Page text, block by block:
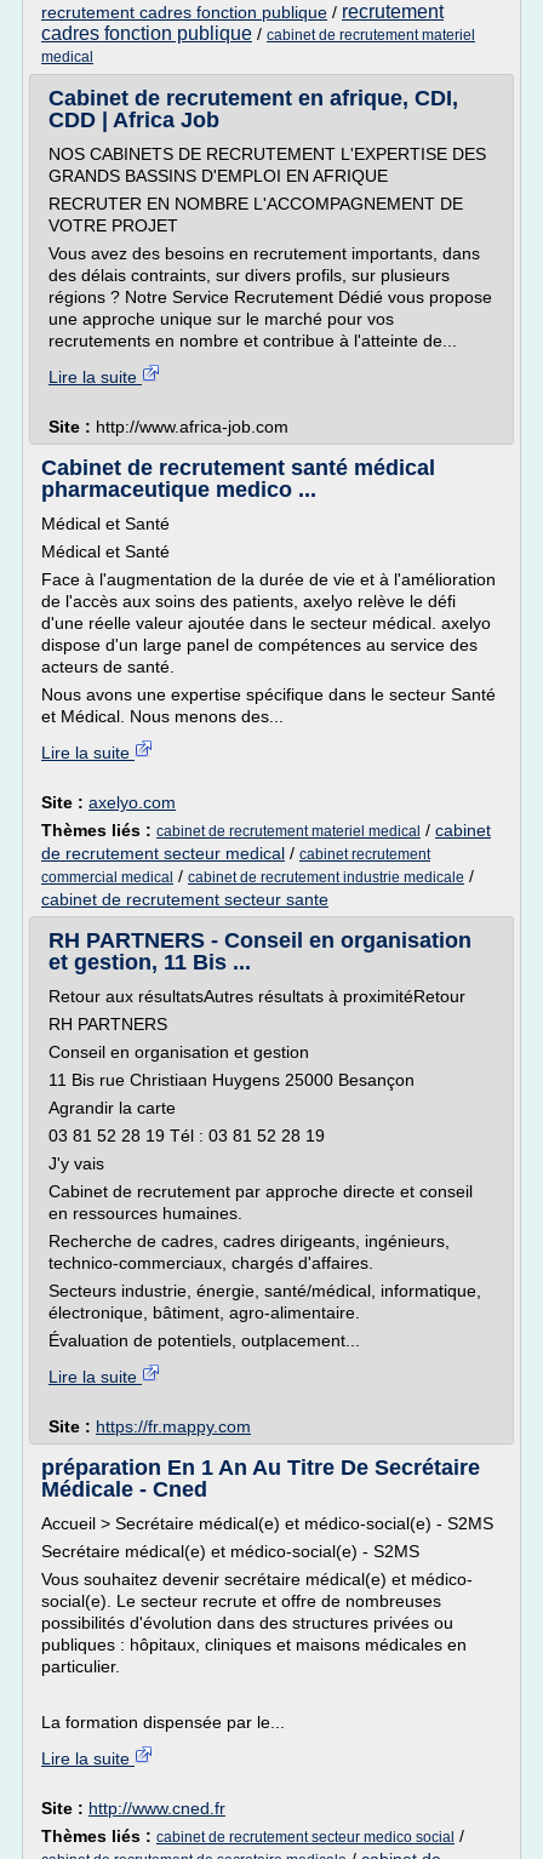
recrutement cadres fonction publique / recrutement
cadres fonction publique / cabinet de recrutement materiel
medical
Cabinet de recrutement en afrique, CDI,
CDD | Africa Job
NOS CABINETS DE RECRUTEMENT L'EXPERTISE DES
GRANDS BASSINS D'EMPLOI EN AFRIQUE
RECRUTER EN NOMBRE L'ACCOMPAGNEMENT DE
VOTRE PROJET
Vous avez des besoins en recrutement importants, dans
des délais contraints, sur divers profils, sur plusieurs
régions ? Notre Service Recrutement Dédié vous propose
une approche unique sur le marché pour vos
recrutements en nombre et contribue à l'atteinte de...
Lire la suite
Site : http://www.africa-job.com
Cabinet de recrutement santé médical
pharmaceutique medico ...
Médical et Santé
Médical et Santé
Face à l'augmentation de la durée de vie et à l'amélioration
de l'accès aux soins des patients, axelyo relève le défi
d'une réelle valeur ajoutée dans le secteur médical. axelyo
dispose d'un large panel de compétences au service des
acteurs de santé.
Nous avons une expertise spécifique dans le secteur Santé
et Médical. Nous menons des...
Lire la suite
Site : axelyo.com
Thèmes liés : cabinet de recrutement materiel medical / cabinet
de recrutement secteur medical / cabinet recrutement
commercial medical / cabinet de recrutement industrie medicale /
cabinet de recrutement secteur sante
RH PARTNERS - Conseil en organisation
et gestion, 11 Bis ...
Retour aux résultatsAutres résultats à proximitéRetour
RH PARTNERS
Conseil en organisation et gestion
11 Bis rue Christiaan Huygens 25000 Besançon
Agrandir la carte
03 81 52 28 19 Tél : 03 81 52 28 19
J'y vais
Cabinet de recrutement par approche directe et conseil
en ressources humaines.
Recherche de cadres, cadres dirigeants, ingénieurs,
technico-commerciaux, chargés d'affaires.
Secteurs industrie, énergie, santé/médical, informatique,
électronique, bâtiment, agro-alimentaire.
Évaluation de potentiels, outplacement...
Lire la suite
Site : https://fr.mappy.com
préparation En 1 An Au Titre De Secrétaire
Médicale - Cned
Accueil > Secrétaire médical(e) et médico-social(e) - S2MS
Secrétaire médical(e) et médico-social(e) - S2MS
Vous souhaitez devenir secrétaire médical(e) et médico-
social(e). Le secteur recrute et offre de nombreuses
possibilités d'évolution dans des structures privées ou
publiques : hôpitaux, cliniques et maisons médicales en
particulier.
La formation dispensée par le...
Lire la suite
Site : http://www.cned.fr
Thèmes liés : cabinet de recrutement secteur medico social /